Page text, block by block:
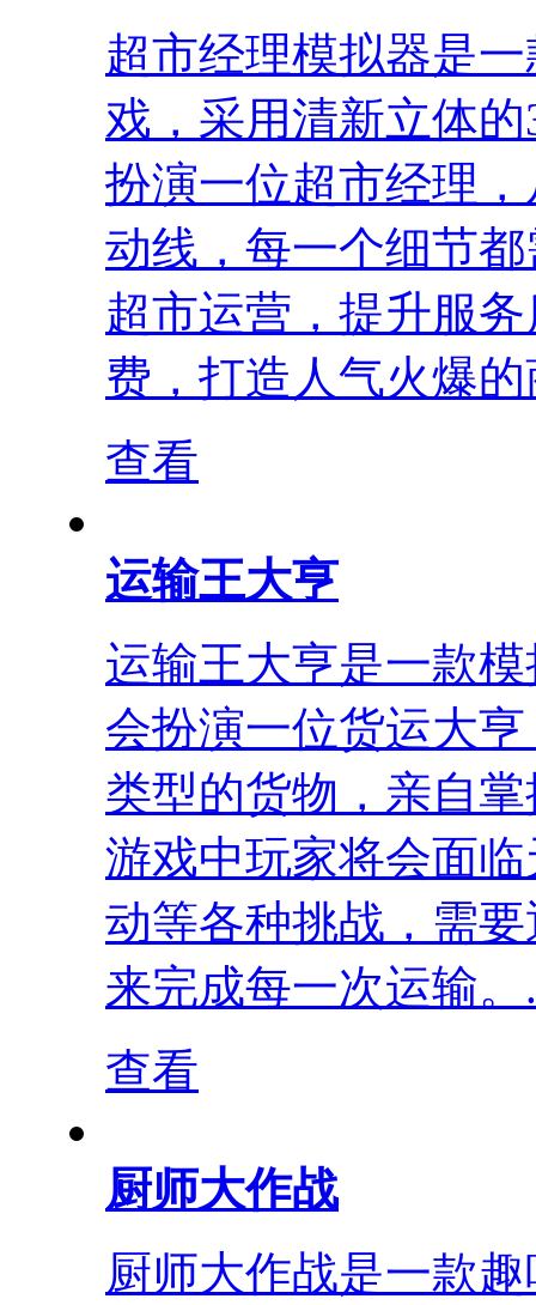
超市经理模拟器是
戏，采用清新立体
扮演一位超市经理
动线，每一个细节
超市运营，提升服
费，打造人气火爆
查看
运输王大亨
运输王大亨是一款
会扮演一位货运大
类型的货物，亲自
游戏中玩家将会面
动等各种挑战，需
来完成每一次运输。
查看
厨师大作战
厨师大作战是一款